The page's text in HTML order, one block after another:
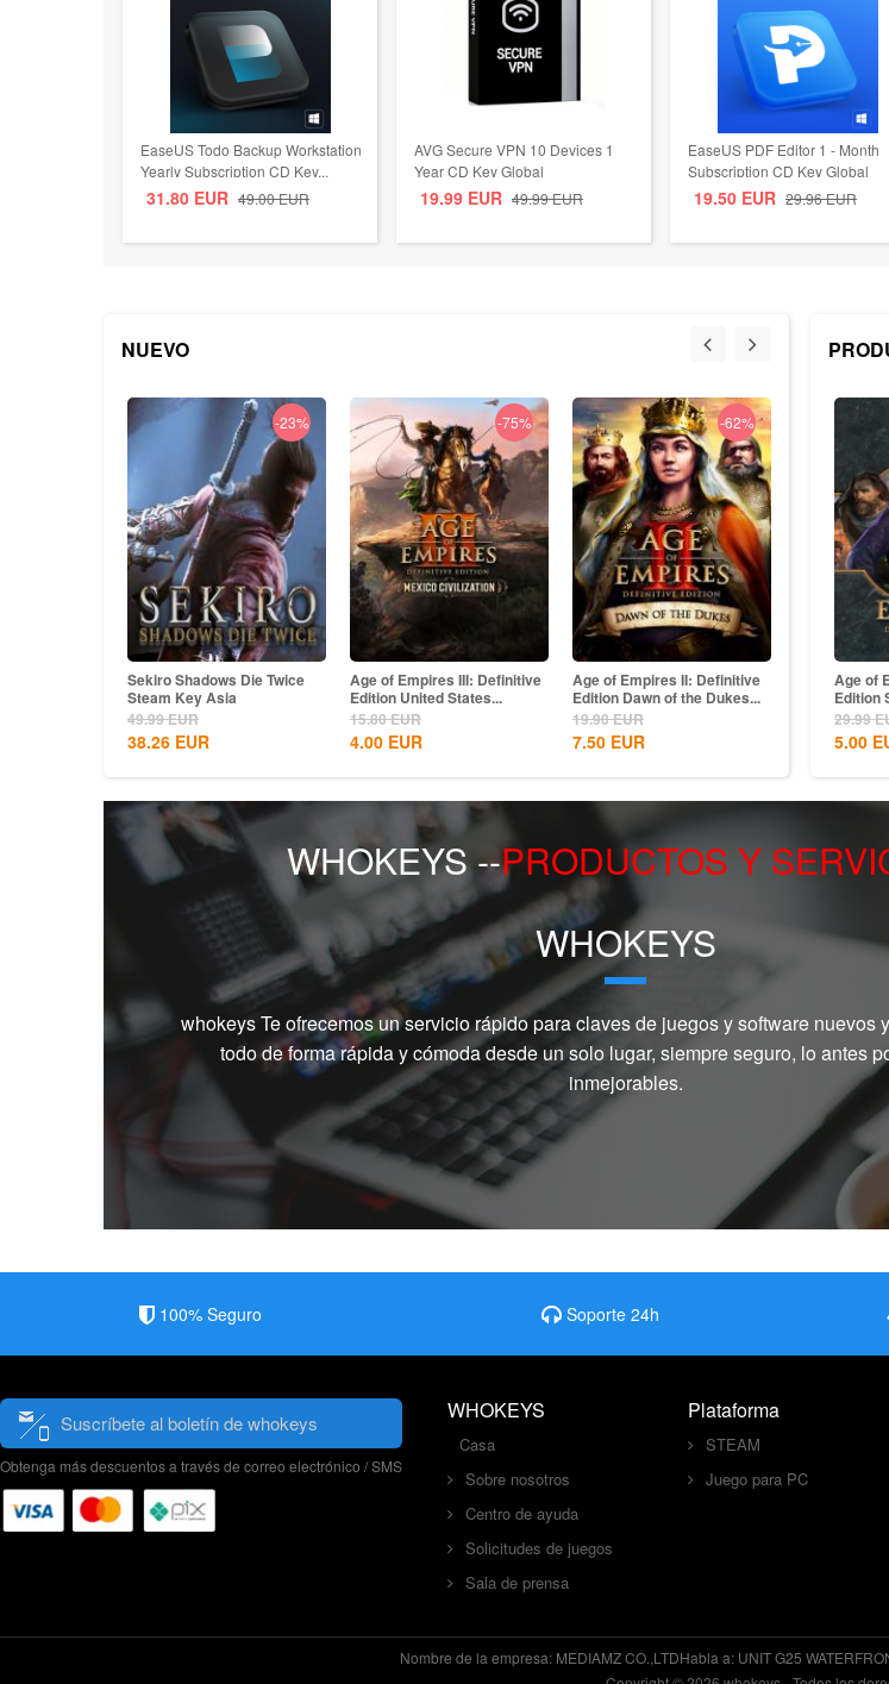
EaseUS Todo Backup Workstation
Yearly Subscription CD Key...
31.80 EUR 49.00EUR
AVG Secure VPN 10 Devices 1
Year CD Key Global
19.99 EUR 49.99EUR
EaseUS PDF Editor 1 - Month
Subscription CD Key Global
19.50 EUR 29.96EUR
NUEVO
-23%
Sekiro Shadows Die Twice
Steam Key Asia
49.99EUR
38.26 EUR
-75%
Age of Empires III: Definitive
Edition United States...
15.80EUR
4.00 EUR
-62%
Age of Empires II: Definitive
Edition Dawn of the Dukes...
19.90EUR
7.50 EUR
Black Myth:
CD Key
59.99 EUR
-26%
The Last of Us Part I Steam
CD Key EU
59.99
44.50
Age of
Edition
29.99
5.00
WHOKEYS --PRODUCTOS Y
WHOKEYS
whokeysTe ofrecemos un servicio rápido para claves de juegos y software nuevos
todo de forma rápida y cómoda desde un solo lugar, siempre seguro, lo antes
inmejorables.
100% Seguro Soporte 24h
Suscríbete al boletín de whokeys
Obtenga más descuentos a través de correo electrónico / SMS
WHOKEYS
Casa
Sobre nosotros
Centro de ayuda
Solicitudes de juegos
Sala de prensa
Plataforma
STEAM
Juego para PC
Nombre de la empresa: MEDIAMZ CO.,LTDHabla a: UNIT G25